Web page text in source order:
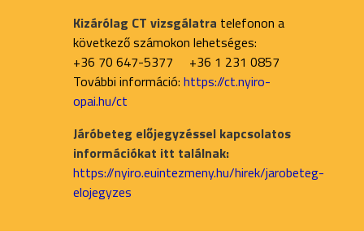
Kizárólag CT vizsgálatra telefonon a
következő számokon lehetséges:
+36 70 647-5377 +36 1 231 0857
További információ: https://ct.nyiro-
opai.hu/ct
Járóbeteg előjegyzéssel kapcsolatos
információkat itt találnak:
https://nyiro.euintezmeny.hu/hirek/jarobeteg-
elojegyzes